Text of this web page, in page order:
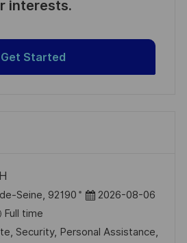
interests.
Get Started
Seine, 92190
P
s
2026-08-06
Full time
Security, Personal Assistance,